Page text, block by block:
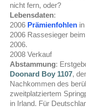
nicht fern, oder?
Lebensdaten:
2006 Prämienfohlen
2006 Rassesieger
2006.
2008 Verkauf
Abstammung:
Doonard Boy 1107,
Nachkommen des
zweitplatziertem
in Irland. Für